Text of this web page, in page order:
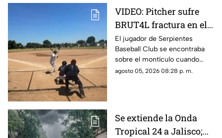
VIDEO: Pitcher sufre
BRUT4L fractura en el
brazo mientras lanzaba
El jugador de Serpientes
Baseball Club se encontraba
sobre el montículo cuando
inició el movimiento para
agosto 05, 2026 08:28 p. m.
Se extiende la Onda
Tropical 24 a Jalisco;